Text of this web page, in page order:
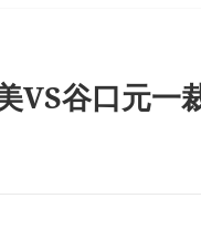
VS谷口元一